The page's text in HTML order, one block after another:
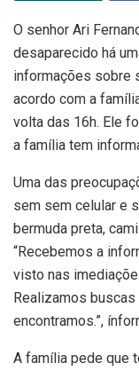
O senhor Ari
desaparecido há
informações sobre
acordo com a
volta das 16h. Ele
a família tem
Uma das
sem sem celular e
bermuda preta,
“Recebemos a
visto nas
Realizamos
encontramos.”,
A família pede que